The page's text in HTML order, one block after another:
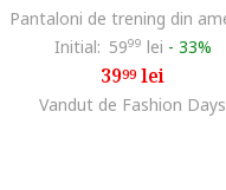
Initial: 5999 lei - 33%
3999lei
Vandut de Fashion Days